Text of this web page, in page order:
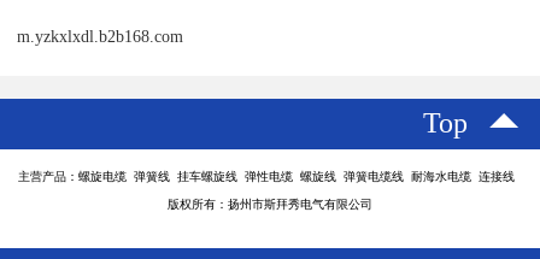
m.yzkxlxdl.b2b168.com
Top
主营产品：螺旋电缆 弹簧线 挂车螺旋线 弹性电缆 螺旋线 弹簧电缆线 耐海水电缆 连接线
版权所有：扬州市斯拜秀电气有限公司